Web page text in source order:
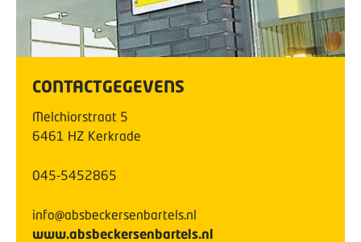
CONTACTGEGEVENS
Melchiorstraat 5
6461 HZ Kerkrade
045-5452865
info@absbeckersenbartels.nl
www.absbeckersenbartels.nl